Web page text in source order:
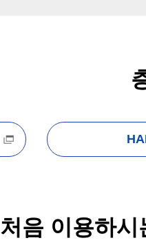
처음 이용하